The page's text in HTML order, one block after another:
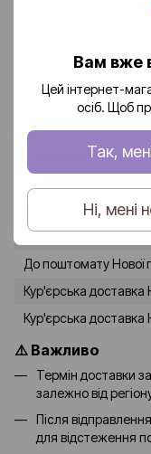
Вам вже
Цей інтернет-
осіб. Щоб
Так,
Ні, мені
🚚
Доставка замовлень
пошта».
Спосіб доставки
До відділення
До поштомату Нової
До поштомату Нової
Кур'єрська доставка
Кур'єрська
⚠️ Важливо
Термін доставки
залежно від
Після
для відстеження